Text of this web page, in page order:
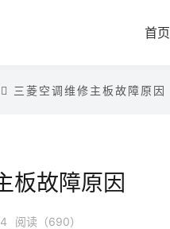
首页
三菱空调维修主板故障原因
板故障原因
阅读（690）